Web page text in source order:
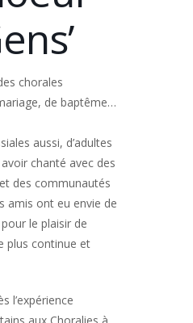
chorales
de baptême…
aussi, d’adultes
chanté avec des
des communautés
amis ont eu envie de
le plaisir de
plus continue et
l’expérience